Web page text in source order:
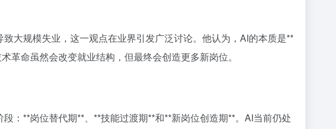
大规模失业，这一观点在业界引发广泛讨论。他认为，AI的本质是**
革命虽然会改变就业结构，但最终会创造更多新岗位。
：**岗位替代期**、**技能过渡期**和**新岗位创造期**。AI当前仍处